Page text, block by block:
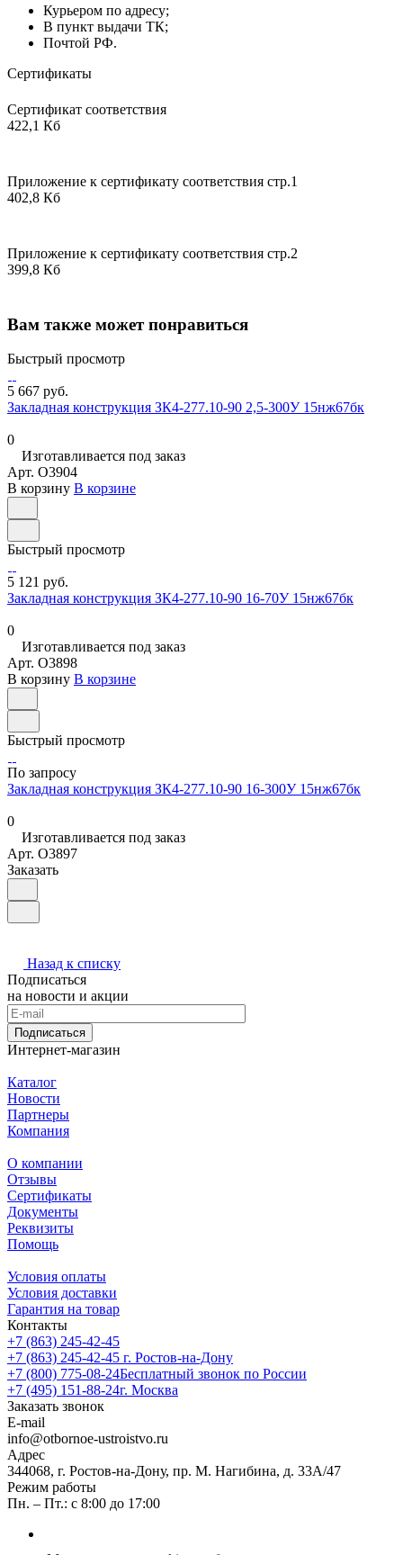
Курьером по адресу;
В пункт выдачи ТК;
Почтой РФ.
Сертификаты
Сертификат соответствия
422,1 Кб
Приложение к сертификату соответствия стр.1
402,8 Кб
Приложение к сертификату соответствия стр.2
399,8 Кб
Вам также может понравиться
Быстрый просмотр
5 667 руб.
Закладная конструкция ЗК4-277.10-90 2,5-300У 15нж67бк
0
Изготавливается под заказ
Арт. O3904
В корзину В корзине
Быстрый просмотр
5 121 руб.
Закладная конструкция ЗК4-277.10-90 16-70У 15нж67бк
0
Изготавливается под заказ
Арт. O3898
В корзину В корзине
Быстрый просмотр
По запросу
Закладная конструкция ЗК4-277.10-90 16-300У 15нж67бк
0
Изготавливается под заказ
Арт. O3897
Заказать
Назад к списку
Подписаться
на новости и акции
Подписаться
Интернет-магазин
Каталог
Новости
Партнеры
Компания
О компании
Отзывы
Сертификаты
Документы
Реквизиты
Помощь
Условия оплаты
Условия доставки
Гарантия на товар
Контакты
+7 (863) 245-42-45
+7 (863) 245-42-45 г. Ростов-на-Дону
+7 (800) 775-08-24Бесплатный звонок по России
+7 (495) 151-88-24г. Москва
Заказать звонок
E-mail
info@otbornoe-ustroistvo.ru
Адрес
344068, г. Ростов-на-Дону, пр. М. Нагибина, д. 33А/47
Режим работы
Пн. – Пт.: с 8:00 до 17:00